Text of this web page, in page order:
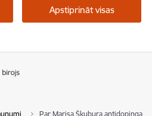
Apstiprināt visas
Par Marisa Šķubura antidopinga